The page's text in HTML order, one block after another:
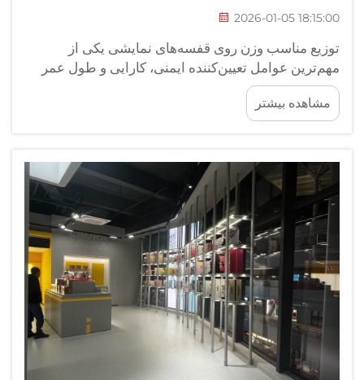
2026-01-05 18:15:00
توزیع مناسب وزن روی قفسه‌های نمایشی یکی از
مهم‌ترین عوامل تعیین‌کننده ایمنی، کارایی و طول عمر
سیستم‌های بازرگانی خرده‌فروشی محسوب می‌شود.
هنگامی که بارهای وزنی به‌درستی در سراسر سازه‌های
نمایشی توزیع نشوند، فروشندگان...
مشاهده بیشتر